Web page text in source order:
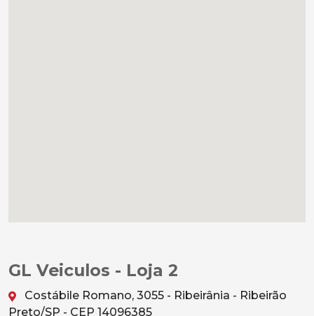
GL Veiculos - Loja 2
Costábile Romano, 3055 - Ribeirânia - Ribeirão
Preto/SP - CEP 14096385